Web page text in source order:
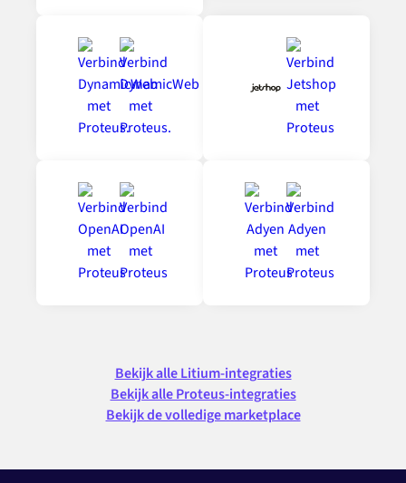
Bekijk alle Litium-integraties
Bekijk alle Proteus-integraties
Bekijk de volledige marketplace